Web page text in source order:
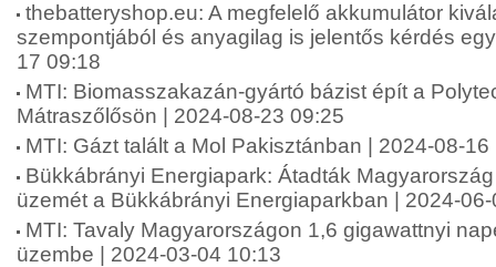
thebatteryshop.eu: A megfelelő akkumulátor
szempontjából és anyagilag is jelentős kérdés
17 09:18
MTI: Biomasszakazán-gyártó bázist épít a
Mátraszőlősön | 2024-08-23 09:25
MTI: Gázt talált a Mol Pakisztánban | 2024-08-16
Bükkábrányi Energiapark: Átadták
üzemét a Bükkábrányi Energiaparkban | 2024-
MTI: Tavaly Magyarországon 1,6 gigawattnyi
üzembe | 2024-03-04 10:13